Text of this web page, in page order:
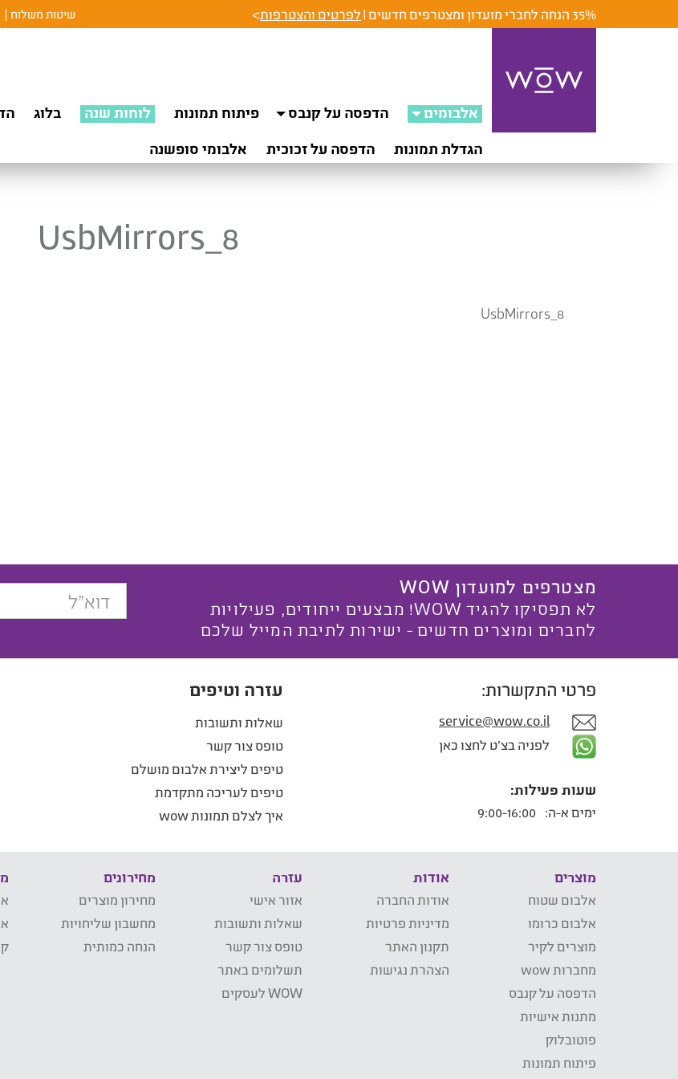
35% הנחה לחברי מועדון ומצטרפים חדשים | לפרטים והצטרפות> שיטות משלוח
אלבומים הדפסה על קנבס פיתוח תמונות לוחות שנה בלוג
הגדלת תמונות
הדפסה על זכוכית אלבומי סופשנה
UsbMirrors_8
UsbMirrors_8
מצטרפים למועדון WOW
לא תפסיקו להגיד WOW! מבצעים ייחודים, פעילויות
לחברים ומוצרים חדשים - ישירות לתיבת המייל שלכם
פרטי התקשרות:
service@wow.co.il
לפניה בצ'ט לחצו כאן
שעות פעילות:
ימים א-ה:
עזרה וטיפים
שאלות ותשובות
טופס צור קשר
טיפים ליצירת אלבום מושלם
טיפים לעריכה מתקדמת
איך לצלם תמונות wow
מוצרים
אלבום שטוח
אלבום כרומו
מוצרים לקיר
מחברות wow
הדפסה על קנבס
מתנות אישיות
פוטובלוק
פיתוח תמונות
אודות
אודות החברה
מדיניות פרטיות
תקנון האתר
הצהרת נגישות
עזרה
אזור אישי
שאלות ותשובות
טופס צור קשר
תשלומים באתר
WOW לעסקים
מחירונים
מחירון מוצרים
מחשבון שליחויות
הנחה כמותית